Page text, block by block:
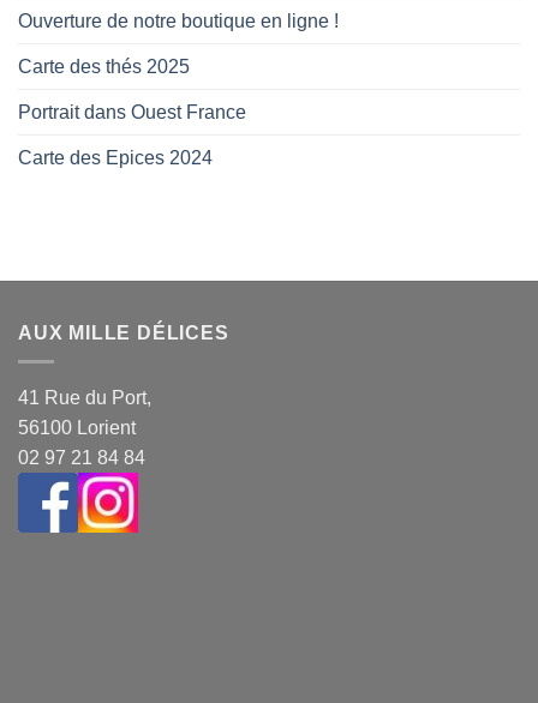
Ouverture de notre boutique en ligne !
Carte des thés 2025
Portrait dans Ouest France
Carte des Epices 2024
AUX MILLE DÉLICES
41 Rue du Port,
56100 Lorient
02 97 21 84 84